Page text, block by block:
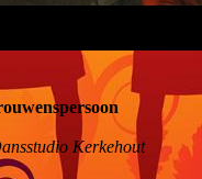
Kerkehout